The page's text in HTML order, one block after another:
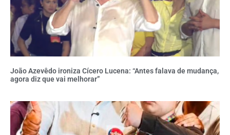
João Azevêdo ironiza Cícero Lucena: “Antes falava de mudança,
agora diz que vai melhorar”